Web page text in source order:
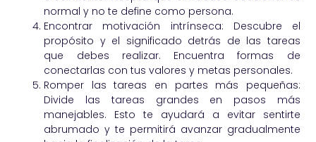
normal y no te define como persona.
Encontrar motivación intrínseca: Descubre el
propósito y el significado detrás de las tareas
que debes realizar. Encuentra formas de
conectarlas con tus valores y metas personales.
Romper las tareas en partes más pequeñas:
Divide las tareas grandes en pasos más
manejables. Esto te ayudará a evitar sentirte
abrumado y te permitirá avanzar gradualmente